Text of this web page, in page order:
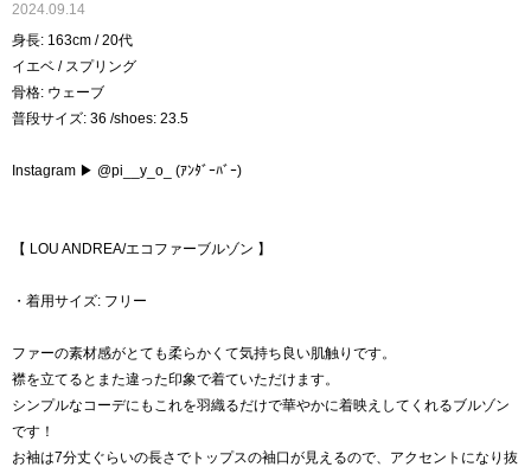
2024.09.14
身長: 163cm / 20代
イエベ / スプリング
骨格: ウェーブ
普段サイズ: 36 /shoes: 23.5
Instagram ▶︎ @pi__y_o_ (ｱﾝﾀﾞｰﾊﾞｰ)
【 LOU ANDREA/エコファーブルゾン 】
・着用サイズ: フリー
ファーの素材感がとても柔らかくて気持ち良い肌触りです。
襟を立てるとまた違った印象で着ていただけます。
シンプルなコーデにもこれを羽織るだけで華やかに着映えしてくれるブルゾン
です！
お袖は7分丈ぐらいの長さでトップスの袖口が見えるので、アクセントになり抜